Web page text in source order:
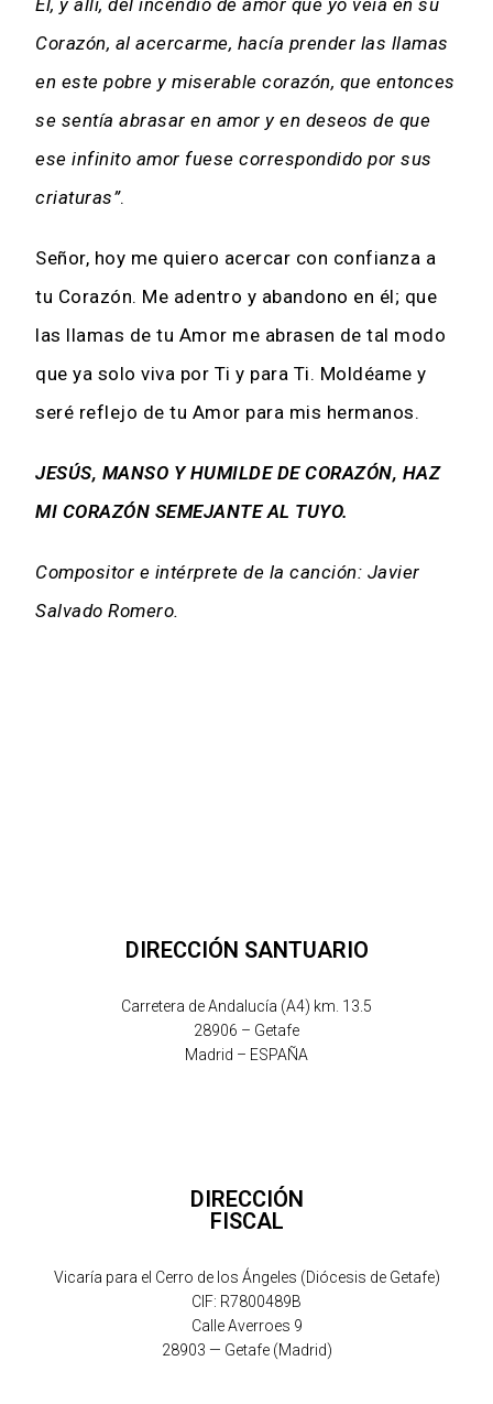
Él, y allí, del incendio de amor que yo veía en su
Corazón, al acercarme, hacía prender las llamas
en este pobre y miserable corazón, que entonces
se sentía abrasar en amor y en deseos de que
ese infinito amor fuese correspondido por sus
criaturas”.
Señor, hoy me quiero acercar con confianza a
tu Corazón. Me adentro y abandono en él; que
las llamas de tu Amor me abrasen de tal modo
que ya solo viva por Ti y para Ti. Moldéame y
seré reflejo de tu Amor para mis hermanos.
JESÚS, MANSO Y HUMILDE DE CORAZÓN, HAZ
MI CORAZÓN SEMEJANTE AL TUYO.
Compositor e intérprete de la canción: Javier
Salvado Romero.
DIRECCIÓN SANTUARIO
Carretera de Andalucía (A4) km. 13.5
28906 – Getafe
Madrid – ESPAÑA
DIRECCIÓN
FISCAL
Vicaría para el Cerro de los Ángeles (Diócesis de Getafe)
CIF: R7800489B
Calle Averroes 9
28903 — Getafe (Madrid)